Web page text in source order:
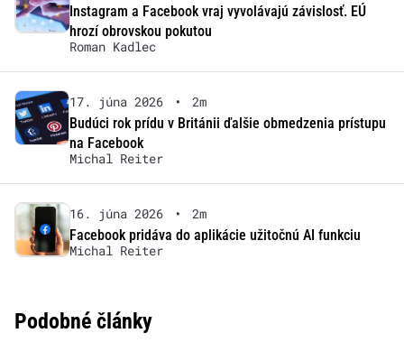
Instagram a Facebook vraj vyvolávajú závislosť. EÚ
hrozí obrovskou pokutou
Roman Kadlec
17. júna 2026 •
2m
Budúci rok prídu v Británii ďalšie obmedzenia prístupu
na Facebook
Michal Reiter
16. júna 2026 •
2m
Facebook pridáva do aplikácie užitočnú AI funkciu
Michal Reiter
Podobné články